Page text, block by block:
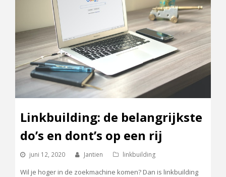
Linkbuilding: de belangrijkste
do’s en dont’s op een rij
juni 12, 2020 Jantien linkbuilding
Wil je hoger in de zoekmachine komen? Dan is linkbuilding